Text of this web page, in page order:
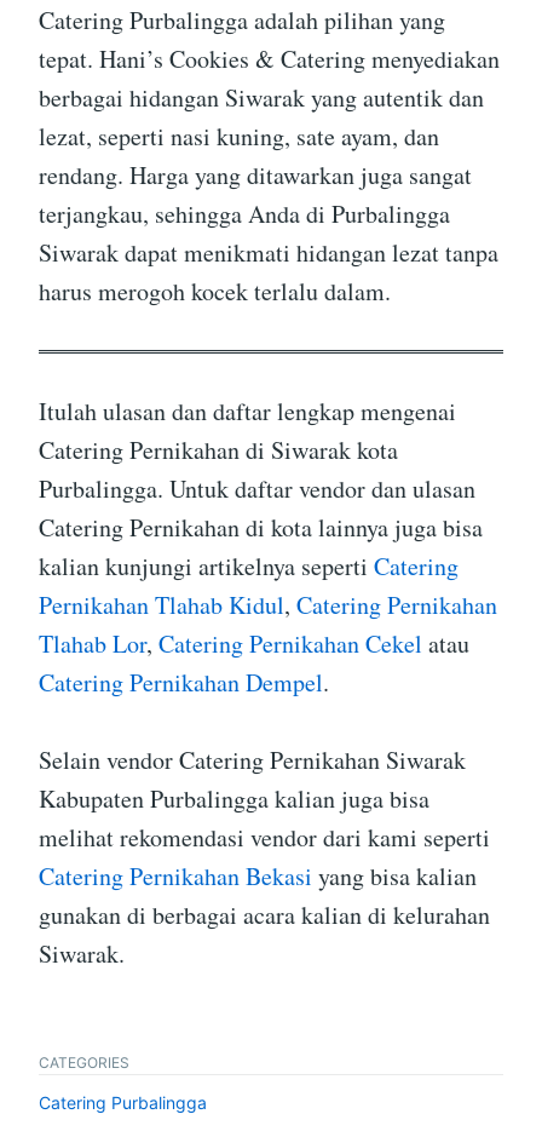
Catering Purbalingga adalah pilihan yang
tepat. Hani’s Cookies & Catering menyediakan
berbagai hidangan Siwarak yang autentik dan
lezat, seperti nasi kuning, sate ayam, dan
rendang. Harga yang ditawarkan juga sangat
terjangkau, sehingga Anda di Purbalingga
Siwarak dapat menikmati hidangan lezat tanpa
harus merogoh kocek terlalu dalam.
Itulah ulasan dan daftar lengkap mengenai
Catering Pernikahan di Siwarak kota
Purbalingga. Untuk daftar vendor dan ulasan
Catering Pernikahan di kota lainnya juga bisa
kalian kunjungi artikelnya seperti Catering
Pernikahan Tlahab Kidul, Catering Pernikahan
Tlahab Lor, Catering Pernikahan Cekel atau
Catering Pernikahan Dempel.
Selain vendor Catering Pernikahan Siwarak
Kabupaten Purbalingga kalian juga bisa
melihat rekomendasi vendor dari kami seperti
Catering Pernikahan Bekasi yang bisa kalian
gunakan di berbagai acara kalian di kelurahan
Siwarak.
CATEGORIES
Catering Purbalingga